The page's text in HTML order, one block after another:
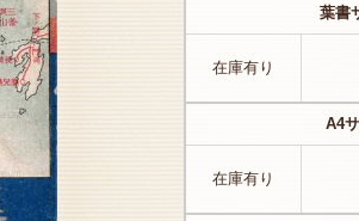
葉書
在庫有り
A4
在庫有り